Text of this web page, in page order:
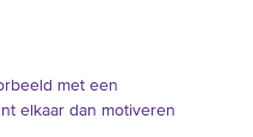
met een
elkaar dan motiveren